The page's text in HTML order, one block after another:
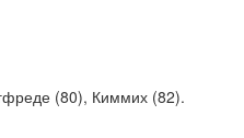
(80), Киммих (82).